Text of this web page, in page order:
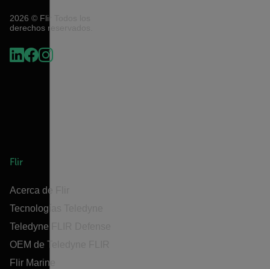
2026 © Flir Todos los
derechos reservados.
Flir
Acerca de Flir
Tecnologías Teledyne
Teledyne FLIR Defense
OEM de Teledyne FLIR
Flir Marine